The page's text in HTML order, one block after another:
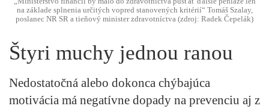
na základe splnenia určitých vopred stanovených kritérií“ Tomáš Szalay,
poslanec NR SR a tieňový minister zdravotníctva (zdroj: Radek Čepelák)
Štyri muchy jednou ranou
Nedostatočná alebo dokonca chýbajúca
motivácia má negatívne dopady na prevenciu aj z